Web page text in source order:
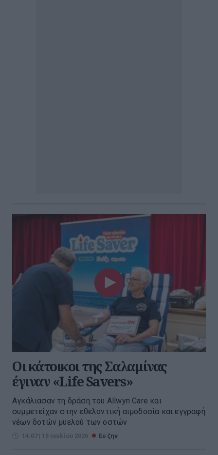
Οι κάτοικοι της Σαλαμίνας
έγιναν «Life Savers»
Αγκάλιασαν τη δράση του Allwyn Care και
συμμετείχαν στην εθελοντική αιμοδοσία και εγγραφή
νέων δοτών μυελού των οστών
14:07 | 15 Ιουλίου 2026 Ευ ζην